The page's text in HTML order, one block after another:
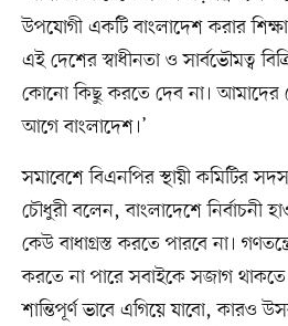
উপযোগী একটি বাংলাদেশ করার
এই দেশের স্বাধীনতা ও সার্বভৌমত্ব
কোনো কিছু করতে দেব না। আমাদের
আগে বাংলাদেশ।’
সমাবেশে বিএনপির স্থায়ী কমিটির
চৌধুরী বলেন, বাংলাদেশে নির্বাচনী
কেউ বাধাগ্রস্ত করতে পারবে না।
করতে না পারে সবাইকে সজাগ
শান্তিপূর্ণ ভাবে এগিয়ে যাবো, কারও